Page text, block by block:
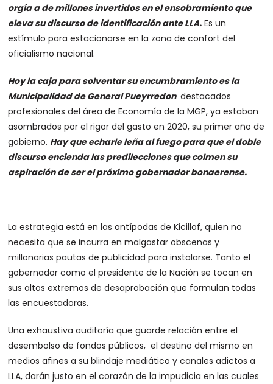
orgía a de millones invertidos en el ensobramiento que
eleva su discurso de identificación ante LLA. Es un
estímulo para estacionarse en la zona de confort del
oficialismo nacional.
Hoy la caja para solventar su encumbramiento es la
Municipalidad de General Pueyrredon: destacados
profesionales del área de Economía de la MGP, ya estaban
asombrados por el rigor del gasto en 2020, su primer año de
gobierno. Hay que echarle leña al fuego para que el doble
discurso encienda las predilecciones que colmen su
aspiración de ser el próximo gobernador bonaerense.
La estrategia está en las antípodas de Kicillof, quien no
necesita que se incurra en malgastar obscenas y
millonarias pautas de publicidad para instalarse. Tanto el
gobernador como el presidente de la Nación se tocan en
sus altos extremos de desaprobación que formulan todas
las encuestadoras.
Una exhaustiva auditoría que guarde relación entre el
desembolso de fondos públicos, el destino del mismo en
medios afines a su blindaje mediático y canales adictos a
LLA, darán justo en el corazón de la impudicia en las cuales